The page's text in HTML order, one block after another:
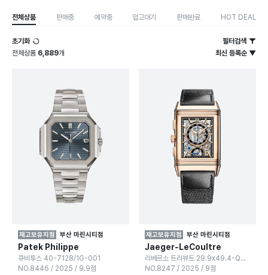
전체상품 판매중 예약중 입고대기 판매완료 HOT DEAL
초기화
필터검색
전체상품 6,889개 최신 등록순 ▼
재고보유지점 부산 마린시티점
Patek Philippe
큐비투스 40-7128/1G-001
NO.8446 / 2025 / 9.9점
재고보유지점 부산 마린시티점
Jaeger-LeCoultre
리베르소 트리뷰트 29.9x49.4-Q389257J
NO.8247 / 2025 / 9점